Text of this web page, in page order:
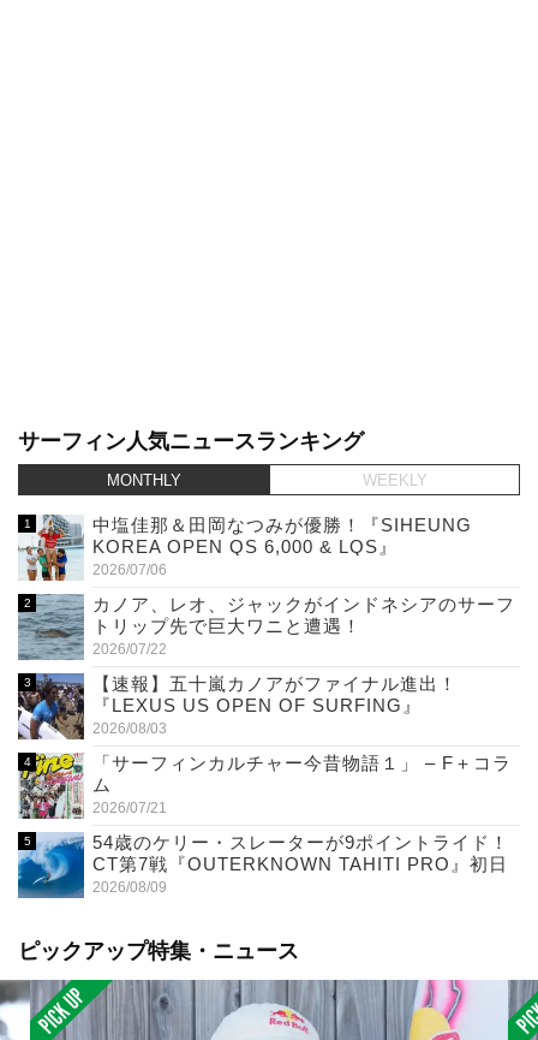
サーフィン人気ニュースランキング
MONTHLY WEEKLY
中塩佳那＆田岡なつみが優勝！『SIHEUNG
KOREA OPEN QS 6,000 & LQS』
2026/07/06
カノア、レオ、ジャックがインドネシアのサーフ
トリップ先で巨大ワニと遭遇！
2026/07/22
【速報】五十嵐カノアがファイナル進出！
『LEXUS US OPEN OF SURFING』
2026/08/03
「サーフィンカルチャー今昔物語１」 – F＋コラ
ム
2026/07/21
54歳のケリー・スレーターが9ポイントライド！
CT第7戦『OUTERKNOWN TAHITI PRO』初日
2026/08/09
ピックアップ特集・ニュース